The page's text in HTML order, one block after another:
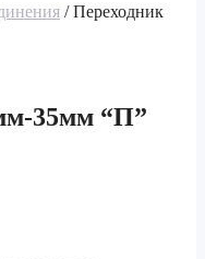
/ Переходник
35мм “П”